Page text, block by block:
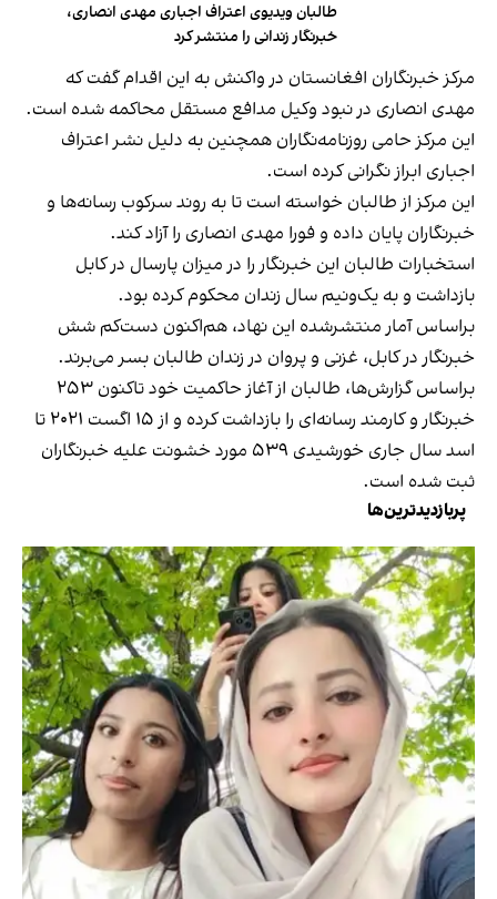
طالبان ویدیوی اعتراف اجباری مهدی انصاری،
خبرنگار زندانی را منتشر کرد
مرکز خبرنگاران افغانستان در واکنش به این اقدام گفت که
مهدی انصاری در نبود وکیل مدافع مستقل محاکمه شده است.
این مرکز حامی روزنامه‌نگاران همچنین به دلیل نشر اعتراف
اجباری ابراز نگرانی کرده است.
این مرکز از طالبان خواسته است تا به روند سرکوب رسانه‌ها و
خبرنگاران پایان داده و فورا مهدی انصاری را آزاد کند.
استخبارات طالبان این خبرنگار را در میزان پارسال در کابل
بازداشت و به یک‌ونیم سال زندان محکوم کرده بود.
براساس آمار منتشرشده این نهاد، هم‌اکنون دست‌کم شش
خبرنگار در کابل، غزنی و پروان در زندان طالبان بسر می‌برند.
براساس گزارش‌ها، طالبان از آغاز حاکمیت خود تاکنون ۲۵۳
خبرنگار و کارمند رسانه‌ای را بازداشت کرده و از ۱۵ اگست ۲۰۲۱ تا
اسد سال جاری خورشیدی ۵۳۹ مورد خشونت علیه خبرنگاران
ثبت شده است.
پربازدیدترین‌ها